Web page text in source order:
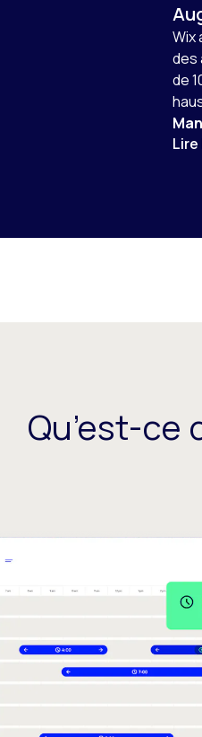
Wix
des
de
Lire
Qu’est-ce